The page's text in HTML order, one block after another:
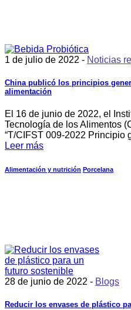
1 de julio de 2022 - Noticias
China publicó los principios
alimentación
El 16 de junio de 2022, el
Tecnología de los Alimentos
“T/CIFST 009-2022 Principio
Leer más
Alimentación y nutrición Porcelana
28 de junio de 2022 - Blogs
Reducir los envases de plástico